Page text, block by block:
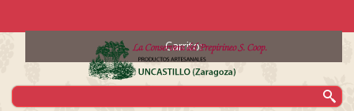
Carrito: